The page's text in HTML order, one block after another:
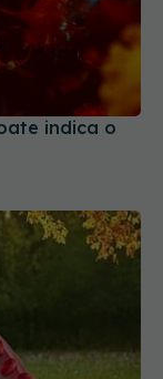
indica o